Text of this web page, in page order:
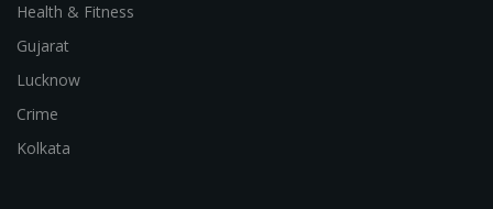
Health & Fitness
Gujarat
Lucknow
Crime
Kolkata